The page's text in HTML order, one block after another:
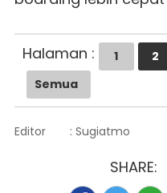
Halaman : 1 2
Semua
Editor : Sugiatmo
SHARE: